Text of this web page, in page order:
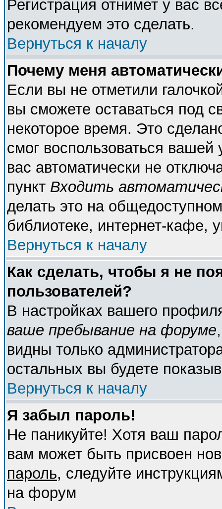
Регистрация отнимет у вас
рекомендуем это сделать.
Вернуться к началу
Почему меня
Если вы не отметили
вы сможете оставаться под
некоторое время. Это
смог воспользоваться
вас автоматически не
пункт Входить
делать это на
библиотеке, интернет-кафе,
Вернуться к началу
Как сделать, чтобы я не
пользователей?
В настройках вашего
ваше пребывание на форуме
видны только
остальных вы будете
Вернуться к началу
Я забыл пароль!
Не паникуйте! Хотя ваш
вам может быть присвоен
пароль, следуйте
на форум